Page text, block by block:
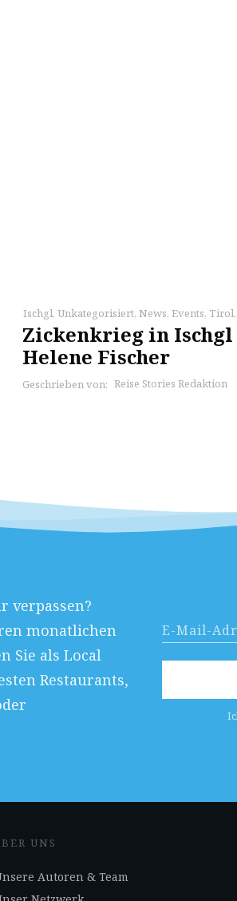
Ischgl, Unkategorisiert, News, Events, Tirol,
Zickenkrieg in Ischgl
Helene Fischer
Geschrieben von: Reise Stories Redaktion
verpassen?
monatlichen
Sie als Local
Restaurants,
UNS
Autoren & Team